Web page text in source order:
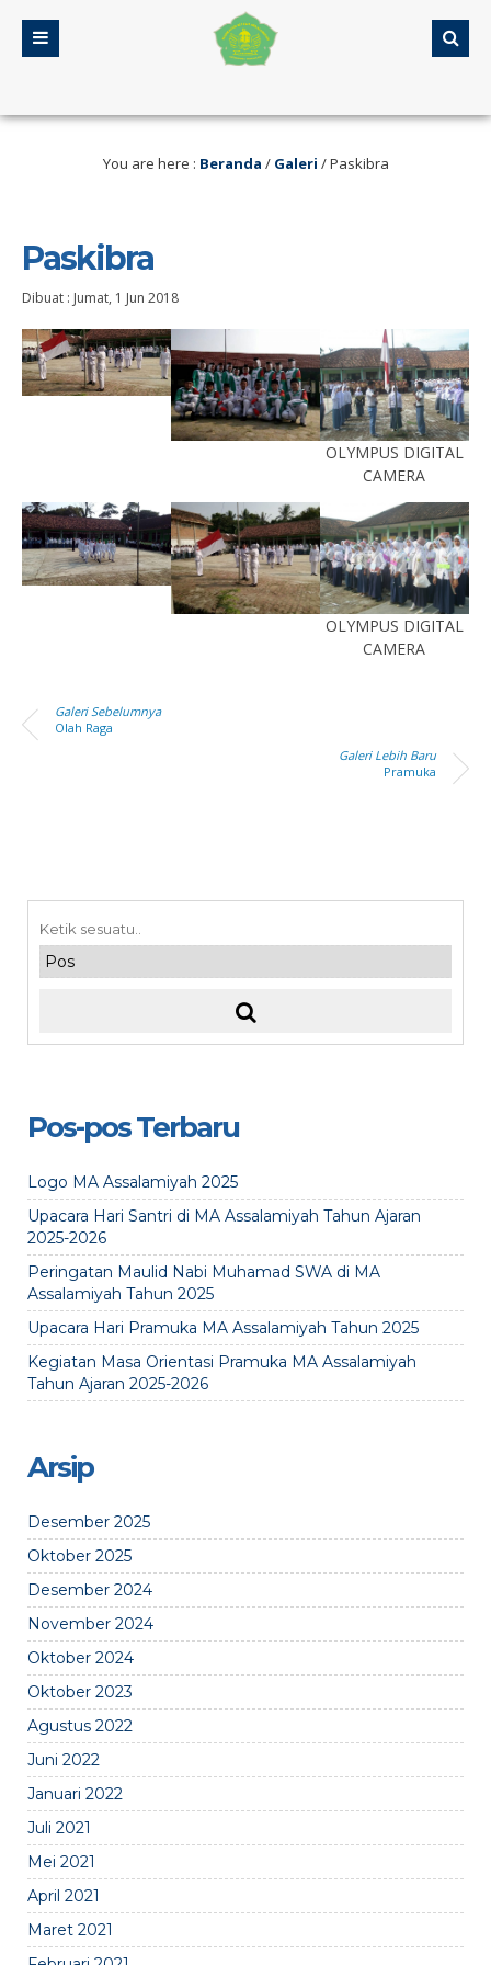
You are here : Beranda / Galeri /Paskibra
Paskibra
Dibuat : Jumat, 1 Jun 2018
OLYMPUS DIGITAL
CAMERA
OLYMPUS DIGITAL
CAMERA
Galeri Sebelumnya
Olah Raga
Galeri Lebih Baru
Pramuka
Pos-pos Terbaru
Logo MA Assalamiyah 2025
Upacara Hari Santri di MA Assalamiyah Tahun Ajaran
2025-2026
Peringatan Maulid Nabi Muhamad SWA di MA
Assalamiyah Tahun 2025
Upacara Hari Pramuka MA Assalamiyah Tahun 2025
Kegiatan Masa Orientasi Pramuka MA Assalamiyah
Tahun Ajaran 2025-2026
Arsip
Desember 2025
Oktober 2025
Desember 2024
November 2024
Oktober 2024
Oktober 2023
Agustus 2022
Juni 2022
Januari 2022
Juli 2021
Mei 2021
April 2021
Maret 2021